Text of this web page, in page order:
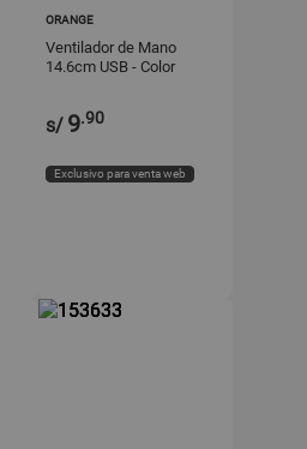
ORANGE
Ventilador de Mano
14.6cm USB - Color
s/ 9.90
Exclusivo para venta web